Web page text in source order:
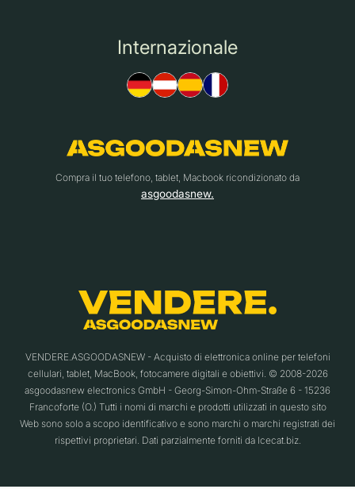
Internazionale
Compra il tuo telefono, tablet, Macbook ricondizionato da
asgoodasnew.
VENDERE.ASGOODASNEW - Acquisto di elettronica online per telefoni
cellulari, tablet, MacBook, fotocamere digitali e obiettivi. © 2008-2026
asgoodasnew electronics GmbH - Georg-Simon-Ohm-Straße 6 - 15236
Francoforte (O.) Tutti i nomi di marchi e prodotti utilizzati in questo sito
Web sono solo a scopo identificativo e sono marchi o marchi registrati dei
rispettivi proprietari. Dati parzialmente forniti da Icecat.biz.